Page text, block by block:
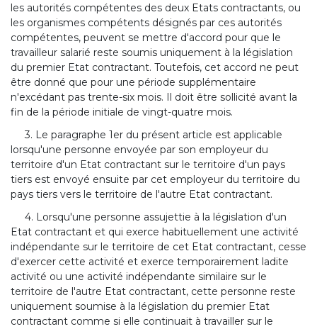
les autorités compétentes des deux Etats contractants, ou
les organismes compétents désignés par ces autorités
compétentes, peuvent se mettre d'accord pour que le
travailleur salarié reste soumis uniquement à la législation
du premier Etat contractant. Toutefois, cet accord ne peut
être donné que pour une période supplémentaire
n'excédant pas trente-six mois. Il doit être sollicité avant la
fin de la période initiale de vingt-quatre mois.
3. Le paragraphe 1er du présent article est applicable
lorsqu'une personne envoyée par son employeur du
territoire d'un Etat contractant sur le territoire d'un pays
tiers est envoyé ensuite par cet employeur du territoire du
pays tiers vers le territoire de l'autre Etat contractant.
4. Lorsqu'une personne assujettie à la législation d'un
Etat contractant et qui exerce habituellement une activité
indépendante sur le territoire de cet Etat contractant, cesse
d'exercer cette activité et exerce temporairement ladite
activité ou une activité indépendante similaire sur le
territoire de l'autre Etat contractant, cette personne reste
uniquement soumise à la législation du premier Etat
contractant comme si elle continuait à travailler sur le